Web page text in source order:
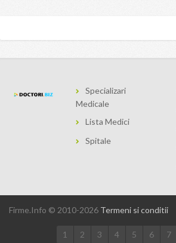
Specializari
Medicale
Lista Medici
Spitale
Firme.Info © 2010-2026 Termeni si conditii
1 2 3 4 5 6 7